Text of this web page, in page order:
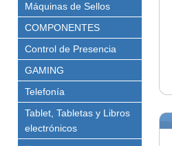
Máquinas de Sellos
COMPONENTES
Control de Presencia
GAMING
Telefonía
Tablet, Tabletas y Libros
electrónicos